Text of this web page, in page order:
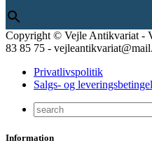
Copyright © Vejle Antikvariat -
83 85 75 -
Privatlivspolitik
Salgs- og
Information